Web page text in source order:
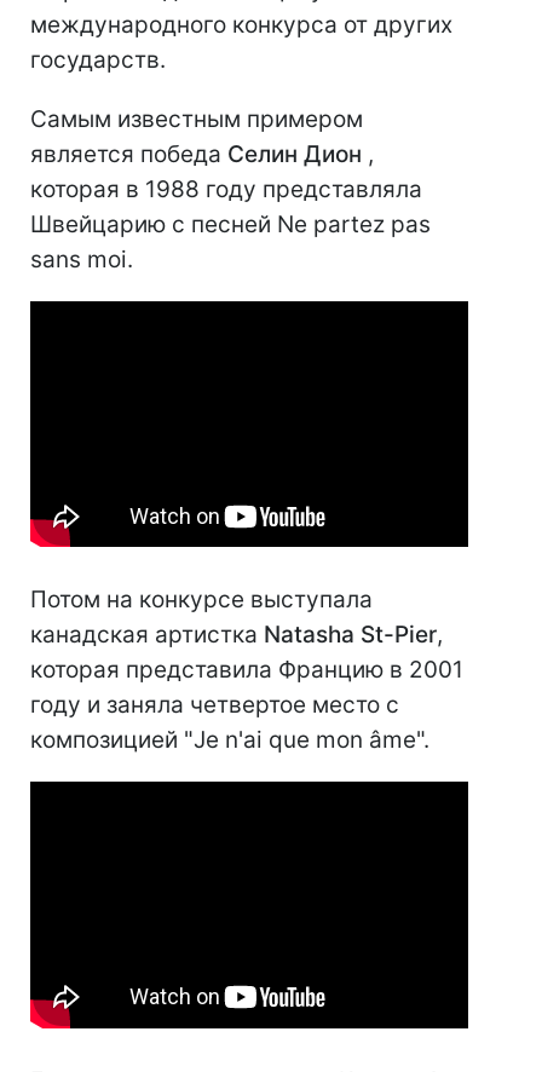
международного конкурса от других
государств.
Самым известным примером
является победа Селин Дион ,
которая в 1988 году представляла
Швейцарию с песней Ne partez pas
sans moi.
Потом на конкурсе выступала
канадская артистка Natasha St-Pier,
которая представила Францию в 2001
году и заняла четвертое место с
композицией "Je n'ai que mon âme".